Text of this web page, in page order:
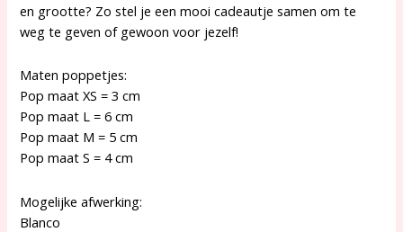
en grootte? Zo stel je een mooi cadeautje samen om te
weg te geven of gewoon voor jezelf!
Maten poppetjes:
Pop maat XS = 3 cm
Pop maat L = 6 cm
Pop maat M = 5 cm
Pop maat S = 4 cm
Mogelijke afwerking:
Blanco